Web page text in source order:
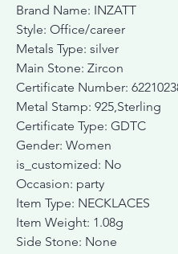
Brand Name: INZATT
Style: Office/career
Metals Type: silver
Main Stone: Zircon
Certificate Number:
Metal Stamp: 925,Sterling
Certificate Type: GDTC
Gender: Women
is_customized: No
Occasion: party
Item Type: NECKLACES
Item Weight: 1.08g
Side Stone: None